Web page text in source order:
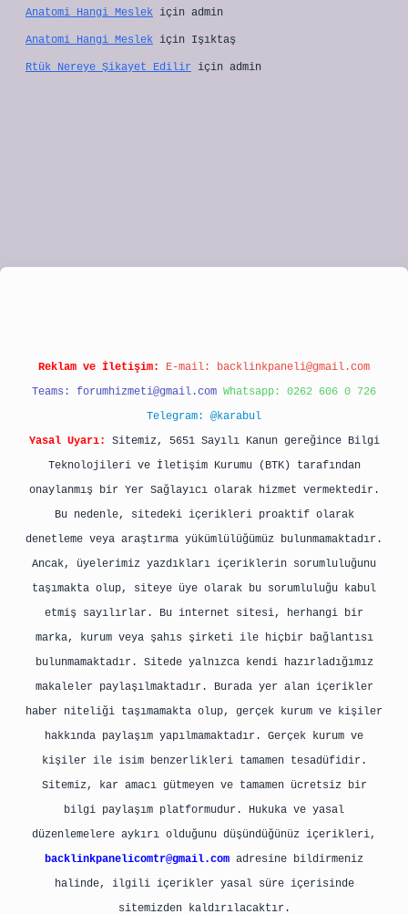
Anatomi Hangi Meslek için admin
Anatomi Hangi Meslek için Işıktaş
Rtük Nereye Şikayet Edilir için admin
Reklam ve İletişim: E-mail: backlinkpaneli@gmail.com
Teams: forumhizmeti@gmail.com Whatsapp: 0262 606 0 726
Telegram: @karabul
Yasal Uyarı:
Sitemiz, 5651 Sayılı Kanun gereğince Bilgi
Teknolojileri ve İletişim Kurumu (BTK) tarafından
onaylanmış bir Yer Sağlayıcı olarak hizmet vermektedir.
Bu nedenle, sitedeki içerikleri proaktif olarak
denetleme veya araştırma yükümlülüğümüz bulunmamaktadır.
Ancak, üyelerimiz yazdıkları içeriklerin sorumluluğunu
taşımakta olup, siteye üye olarak bu sorumluluğu kabul
etmiş sayılırlar. Bu internet sitesi, herhangi bir
marka, kurum veya şahıs şirketi ile hiçbir bağlantısı
bulunmamaktadır. Sitede yalnızca kendi hazırladığımız
makaleler paylaşılmaktadır. Burada yer alan içerikler
haber niteliği taşımamakta olup, gerçek kurum ve kişiler
hakkında paylaşım yapılmamaktadır. Gerçek kurum ve
kişiler ile isim benzerlikleri tamamen tesadüfidir.
Sitemiz, kar amacı gütmeyen ve tamamen ücretsiz bir
bilgi paylaşım platformudur. Hukuka ve yasal
düzenlemelere aykırı olduğunu düşündüğünüz içerikleri,
backlinkpanelicomtr@gmail.com adresine bildirmeniz
halinde, ilgili içerikler yasal süre içerisinde
sitemizden kaldırılacaktır.